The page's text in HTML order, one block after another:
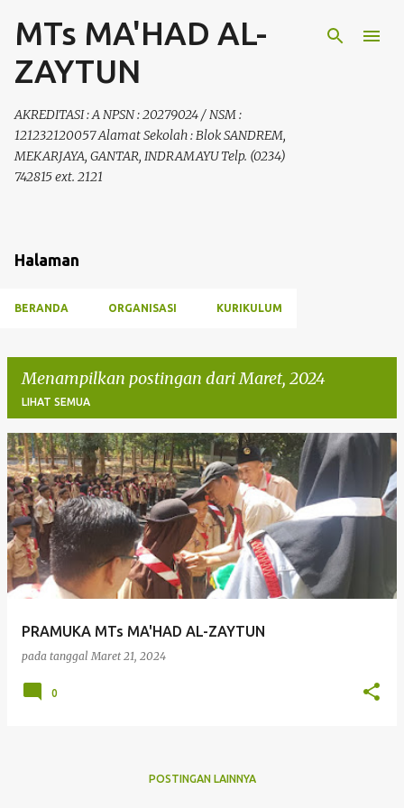
Langsung ke konten utama
MTs MA'HAD AL-
ZAYTUN
AKREDITASI : A NPSN : 20279024 / NSM :
121232120057 Alamat Sekolah : Blok SANDREM,
MEKARJAYA, GANTAR, INDRAMAYU Telp. (0234)
742815 ext. 2121
Halaman
BERANDA ORGANISASI KURIKULUM
Menampilkan postingan dari Maret, 2024
LIHAT SEMUA
P
o
s
t
n
PRAMUKA MTs MA'HAD AL-ZAYTUN
pada tanggalMaret 21, 2024
0
POSTINGAN LAINNYA